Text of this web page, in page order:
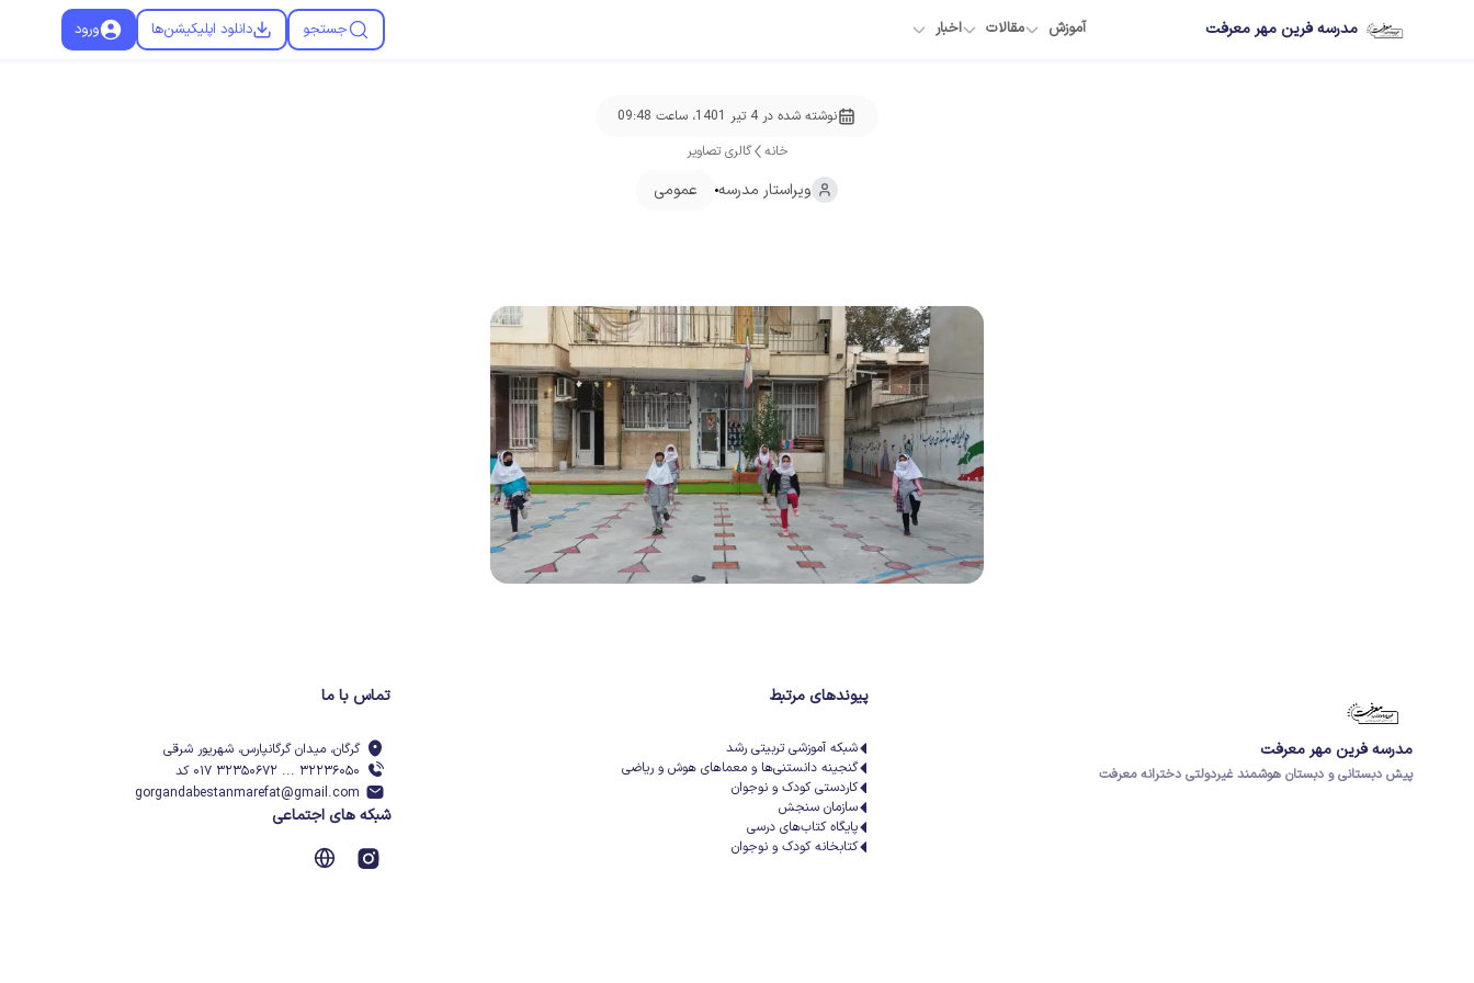
مدرسه فرین مهر معرفت آموزش مقالات اخبار جستجو دانلود اپلیکیشن‌ها ورود
نوشته شده در 4 تیر 1401، ساعت 09:48
خانه
گالری تصاویر
ویراستار مدرسه عمومی
مدرسه فرین مهر معرفت
پیش دبستانی و دبستان هوشمند غیردولتی دخترانه معرفت
پیوندهای مرتبط
شبکه آموزشی تربیتی رشد
گنجینه دانستنی‌ها و معماهای هوش و ریاضی
کاردستی کودک و نوجوان
سازمان سنجش
پایگاه کتاب‌های درسی
کتابخانه کودک و نوجوان
تماس با ما
گرگان، میدان گرگانپارس، شهریور شرقی
۳۲۲۳۶۰۵۰ ... ۳۲۳۵۰۶۷۲ ۰۱۷ کد
gorgandabestanmarefat@gmail.com
شبکه های اجتماعی